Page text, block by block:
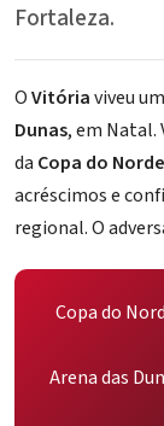
Fortaleza.
OVitóriaviveu
Dunas, em Natal.
da Copa do
acréscimos e
regional. O
Copa do
Arena das